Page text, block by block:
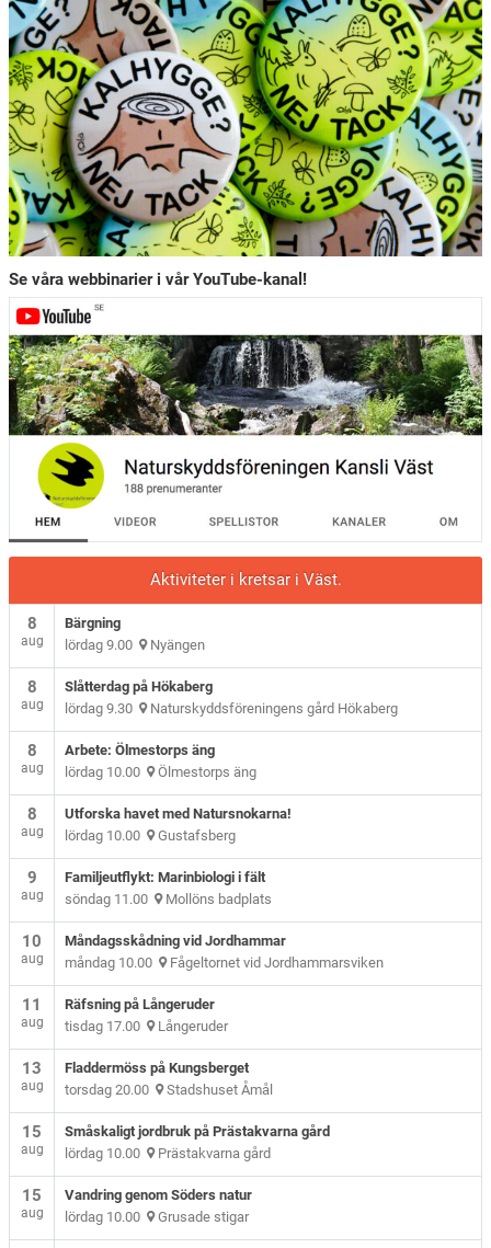
Se våra webbinarier i vår YouTube-kanal!
Aktiviteter i kretsar i Väst.
8
aug
Bärgning
lördag 9.00 Nyängen
8
aug
Slåtterdag på Hökaberg
lördag 9.30 Naturskyddsföreningens gård Hökaberg
8
aug
Arbete: Ölmestorps äng
lördag 10.00 Ölmestorps äng
8
aug
Utforska havet med Natursnokarna!
lördag 10.00 Gustafsberg
9
aug
Familjeutflykt: Marinbiologi i fält
söndag 11.00 Mollöns badplats
10
aug
Måndagsskådning vid Jordhammar
måndag 10.00 Fågeltornet vid Jordhammarsviken
11
aug
Räfsning på Långeruder
tisdag 17.00 Långeruder
13
aug
Fladdermöss på Kungsberget
torsdag 20.00 Stadshuset Åmål
15
aug
Småskaligt jordbruk på Prästakvarna gård
lördag 10.00 Prästakvarna gård
15
aug
Vandring genom Söders natur
lördag 10.00 Grusade stigar